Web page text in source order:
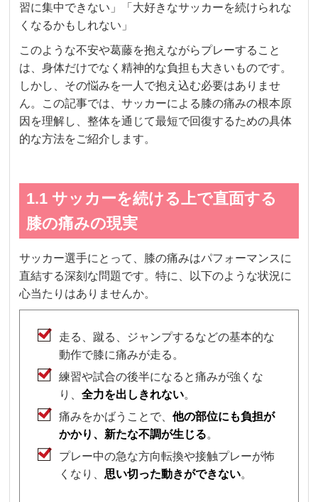
習に集中できない」「大好きなサッカーを続けられな
くなるかもしれない」
このような不安や葛藤を抱えながらプレーすること
は、身体だけでなく精神的な負担も大きいものです。
しかし、その悩みを一人で抱え込む必要はありませ
ん。この記事では、サッカーによる膝の痛みの根本原
因を理解し、整体を通じて最短で回復するための具体
的な方法をご紹介します。
1.1 サッカーを続ける上で直面する
膝の痛みの現実
サッカー選手にとって、膝の痛みはパフォーマンスに
直結する深刻な問題です。特に、以下のような状況に
心当たりはありませんか。
走る、蹴る、ジャンプするなどの基本的な
動作で膝に痛みが走る。
練習や試合の後半になると痛みが強くな
り、全力を出しきれない。
痛みをかばうことで、他の部位にも負担が
かかり、新たな不調が生じる。
プレー中の急な方向転換や接触プレーが怖
くなり、思い切った動きができない。